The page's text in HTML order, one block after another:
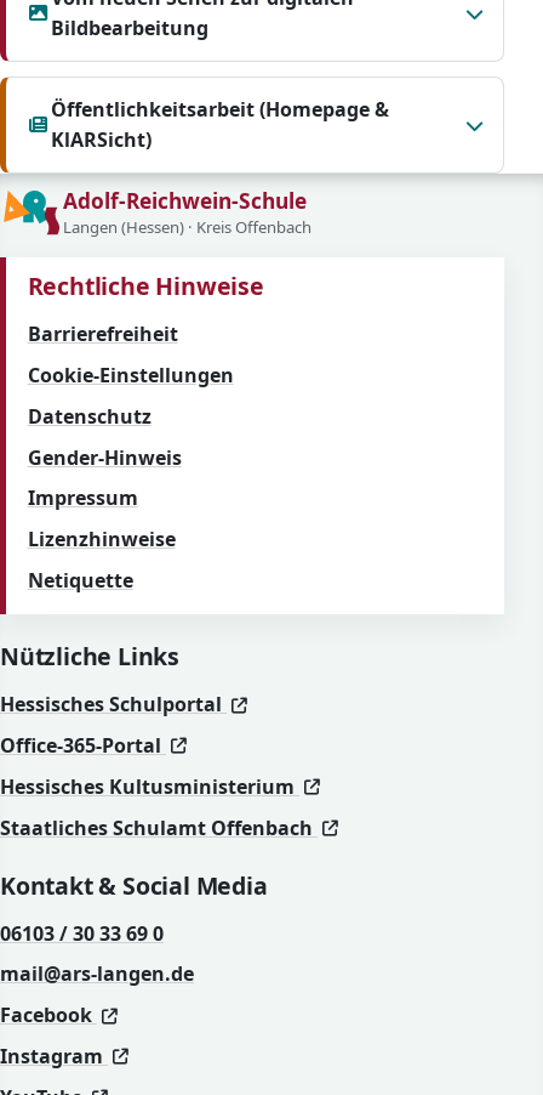
Bildbearbeitung
Öffentlichkeitsarbeit (Homepage &
KlARSicht)
Adolf-Reichwein-Schule
Langen (Hessen) · Kreis Offenbach
Rechtliche Hinweise
Barrierefreiheit
Cookie-Einstellungen
Datenschutz
Gender-Hinweis
Impressum
Lizenzhinweise
Netiquette
Nützliche Links
Hessisches Schulportal (öffnet in neuem Fenster)
(öffnet in neuem Fenster)
Office-365-Portal
(öffnet in neuem Fenster)
(öffnet in neuem Fenster)
Hessisches Kultusministerium
(öffnet in neuem
(öffnet in neuem
Staatliches Schulamt Offenbach
(öffnet in neuem
(öffnet in neuem
Kontakt & Social Media
06103 / 30 33 69 0
mail@ars-langen.de
Facebook
(öffnet in neuem Fenster)
(öffnet in neuem Fenster)
Instagram
(öffnet in neuem Fenster)
(öffnet in neuem Fenster)